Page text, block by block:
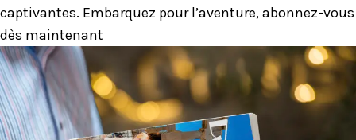
captivantes. Embarquez pour l’aventure, abonnez-vous
dès maintenant